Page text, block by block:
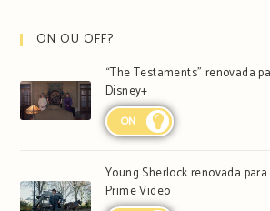
ON OU OFF?
“The Testaments” renovada
Disney+
ON
Young Sherlock renovada
Prime Video